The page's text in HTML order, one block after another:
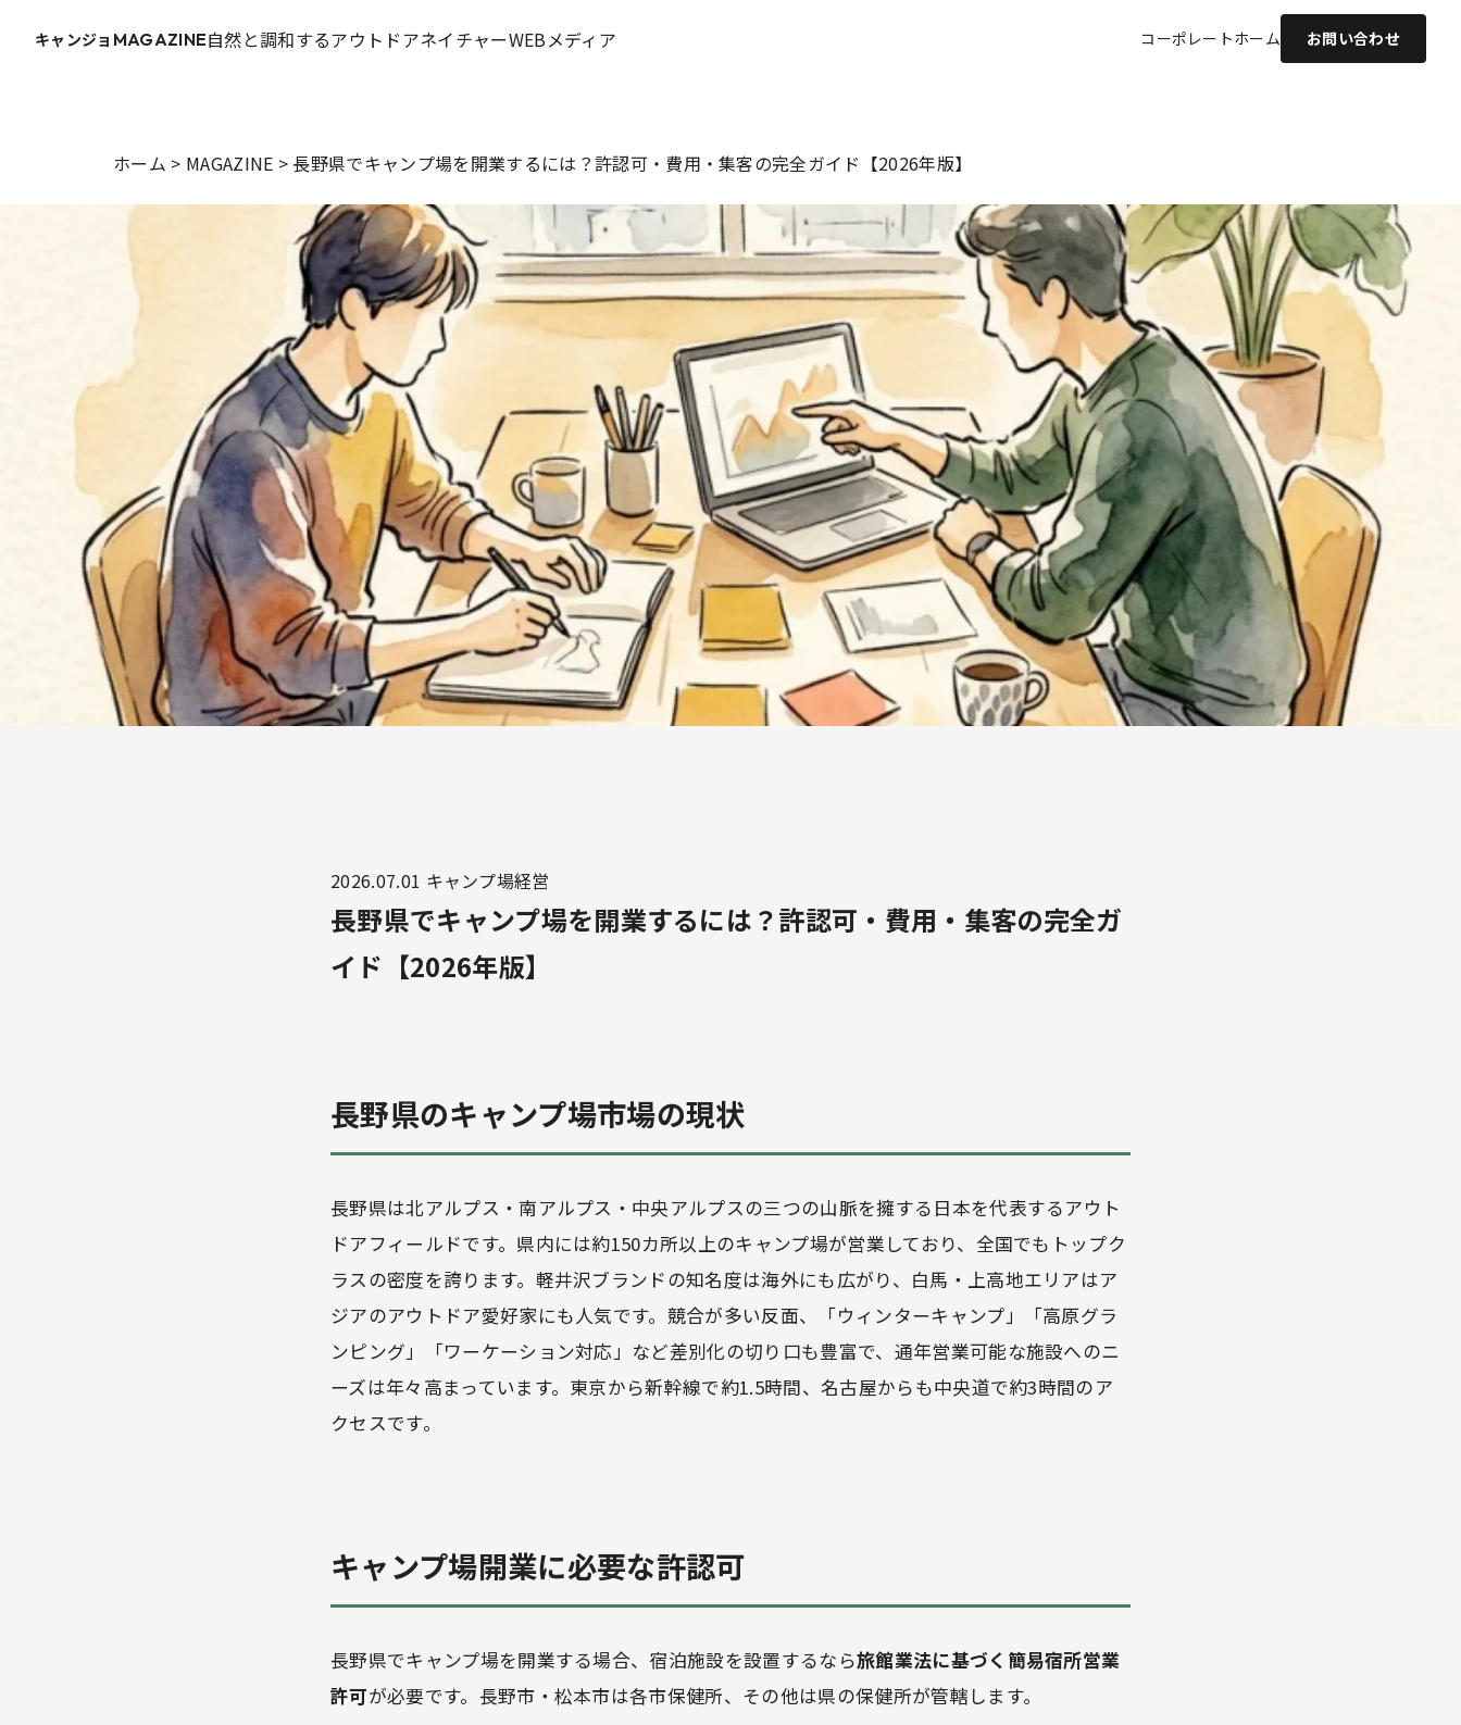
キャンジョ MAGAZINE自然と調和するアウトドアネイチャーWEBメディア コーポレートホーム お問い合わせ
ホーム > MAGAZINE > 長野県でキャンプ場を開業するには？許認可・費用・集客の完全ガイド【2026年版】
2026.07.01 キャンプ場経営
長野県でキャンプ場を開業するには？許認可・費用・集客の完全ガ
イド【2026年版】
長野県のキャンプ場市場の現状
長野県は北アルプス・南アルプス・中央アルプスの三つの山脈を擁する日本を代表するアウト
ドアフィールドです。県内には約150カ所以上のキャンプ場が営業しており、全国でもトップク
ラスの密度を誇ります。軽井沢ブランドの知名度は海外にも広がり、白馬・上高地エリアはア
ジアのアウトドア愛好家にも人気です。競合が多い反面、「ウィンターキャンプ」「高原グラ
ンピング」「ワーケーション対応」など差別化の切り口も豊富で、通年営業可能な施設へのニ
ーズは年々高まっています。東京から新幹線で約1.5時間、名古屋からも中央道で約3時間のア
クセスです。
キャンプ場開業に必要な許認可
長野県でキャンプ場を開業する場合、宿泊施設を設置するなら旅館業法に基づく簡易宿所営業
許可が必要です。長野市・松本市は各市保健所、その他は県の保健所が管轄します。